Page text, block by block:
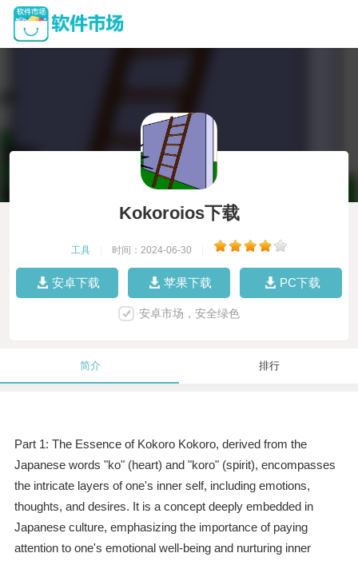
Kokoroios下载
工具 时间：2024-06-30
安卓下载 苹果下载 PC下载
安卓市场，安全绿色
简介 排行
Part 1: The Essence of Kokoro Kokoro, derived from the
Japanese words "ko" (heart) and "koro" (spirit), encompasses
the intricate layers of one's inner self, including emotions,
thoughts, and desires. It is a concept deeply embedded in
Japanese culture, emphasizing the importance of paying
attention to one's emotional well-being and nurturing inner